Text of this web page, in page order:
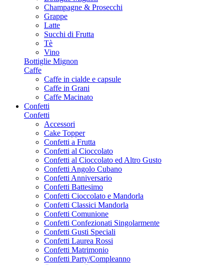
Champagne & Prosecchi
Grappe
Latte
Succhi di Frutta
Tè
Vino
Bottiglie Mignon
Caffe
Caffe in cialde e capsule
Caffe in Grani
Caffe Macinato
Confetti
Confetti
Accessori
Cake Topper
Confetti a Frutta
Confetti al Cioccolato
Confetti al Cioccolato ed Altro Gusto
Confetti Angolo Cubano
Confetti Anniversario
Confetti Battesimo
Confetti Cioccolato e Mandorla
Confetti Classici Mandorla
Confetti Comunione
Confetti Confezionati Singolarmente
Confetti Gusti Speciali
Confetti Laurea Rossi
Confetti Matrimonio
Confetti Party/Compleanno